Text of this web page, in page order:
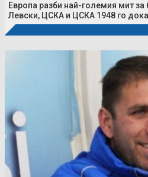
Европа разби най-големия мит
Левски, ЦСКА и ЦСКА 1948 го